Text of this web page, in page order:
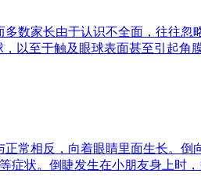
数家长由于认识不全面，往往
以至于触及眼球表面甚至引起角
常相反，向着眼睛里面生长。
症状。倒睫发生在小朋友身上时